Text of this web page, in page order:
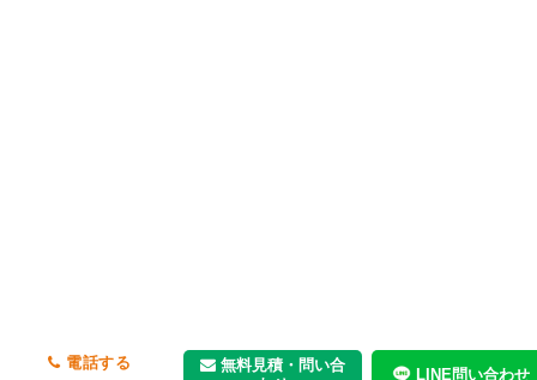
電話する
無料見積・問い合
LINE問い合わせ